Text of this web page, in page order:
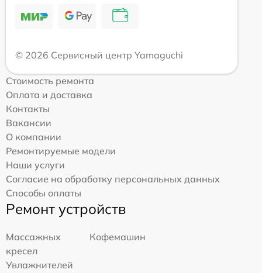
© 2026 Сервисный центр Yamaguchi
Стоимость ремонта
Оплата и доставка
Контакты
Вакансии
О компании
Ремонтируемые модели
Наши услуги
Согласие на обработку персональных данных
Способы оплаты
Ремонт устройств
Массажных
кресел
Кофемашин
Увлажнителей